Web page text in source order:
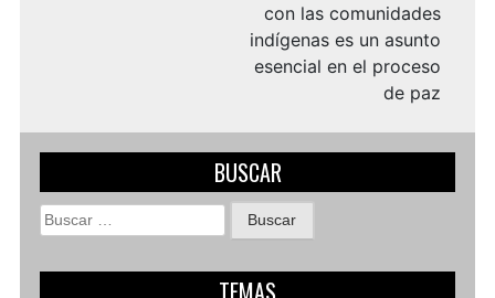
con las comunidades
indígenas es un asunto
esencial en el proceso
de paz
BUSCAR
Buscar: